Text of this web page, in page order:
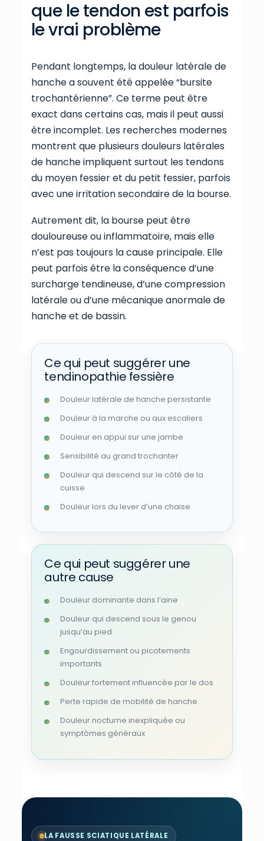
que le tendon est parfois
le vrai problème
Pendant longtemps, la douleur latérale de
hanche a souvent été appelée “bursite
trochantérienne”. Ce terme peut être
exact dans certains cas, mais il peut aussi
être incomplet. Les recherches modernes
montrent que plusieurs douleurs latérales
de hanche impliquent surtout les tendons
du moyen fessier et du petit fessier, parfois
avec une irritation secondaire de la bourse.
Autrement dit, la bourse peut être
douloureuse ou inflammatoire, mais elle
n’est pas toujours la cause principale. Elle
peut parfois être la conséquence d’une
surcharge tendineuse, d’une compression
latérale ou d’une mécanique anormale de
hanche et de bassin.
Ce qui peut suggérer une
tendinopathie fessière
Douleur latérale de hanche persistante
Douleur à la marche ou aux escaliers
Douleur en appui sur une jambe
Sensibilité au grand trochanter
Douleur qui descend sur le côté de la
cuisse
Douleur lors du lever d’une chaise
Ce qui peut suggérer une
autre cause
Douleur dominante dans l’aine
Douleur qui descend sous le genou
jusqu’au pied
Engourdissement ou picotements
importants
Douleur fortement influencée par le dos
Perte rapide de mobilité de hanche
Douleur nocturne inexpliquée ou
symptômes généraux
LA FAUSSE SCIATIQUE LATÉRALE